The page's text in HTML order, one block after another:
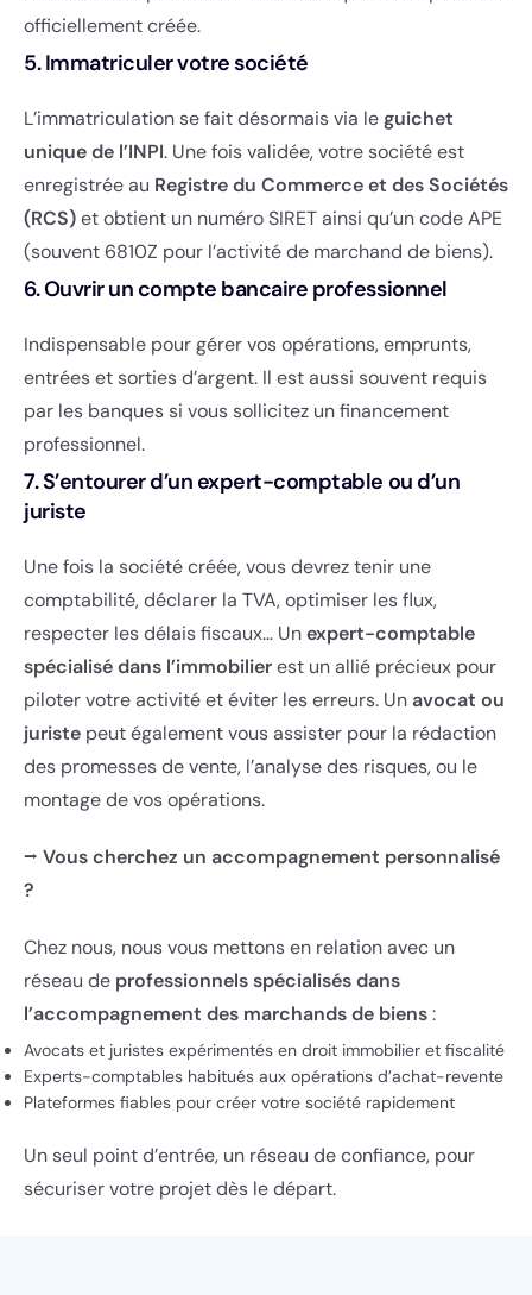
officiellement créée.
5. Immatriculer votre société
L’immatriculation se fait désormais via leguichet
unique de l’INPI. Une fois validée, votre société est
enregistrée au Registre du Commerce et des Sociétés
(RCS)et obtient un numéro SIRET ainsi qu’un code APE
(souvent 6810Z pour l’activité de marchand de biens).
6. Ouvrir un compte bancaire professionnel
Indispensable pour gérer vos opérations, emprunts,
entrées et sorties d’argent. Il est aussi souvent requis
par les banques si vous sollicitez un financement
professionnel.
7. S’entourer d’un expert-comptable ou d’un
juriste
Une fois la société créée, vous devrez tenir une
comptabilité, déclarer la TVA, optimiser les flux,
respecter les délais fiscaux… Unexpert-comptable
spécialisé dans l’immobilierest un allié précieux pour
piloter votre activité et éviter les erreurs. Unavocat ou
juriste peut également vous assister pour la rédaction
des promesses de vente, l’analyse des risques, ou le
montage de vos opérations.
⭢ Vous cherchez un accompagnement personnalisé
?
Chez nous, nous vous mettons en relation avec un
réseau de professionnels spécialisés dans
l’accompagnement des marchands de biens:
Avocats et juristes expérimentés en droit immobilier et fiscalité
Experts-comptables habitués aux opérations d’achat-revente
Plateformes fiables pour créer votre société rapidement
Un seul point d’entrée, un réseau de confiance, pour
sécuriser votre projet dès le départ.